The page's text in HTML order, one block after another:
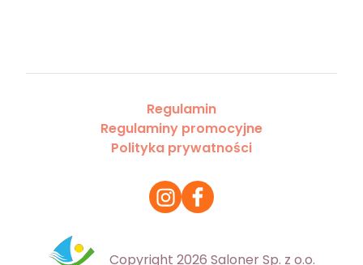
Regulamin
Regulaminy promocyjne
Polityka prywatności
Copyright 2026 Saloner Sp. z o.o.